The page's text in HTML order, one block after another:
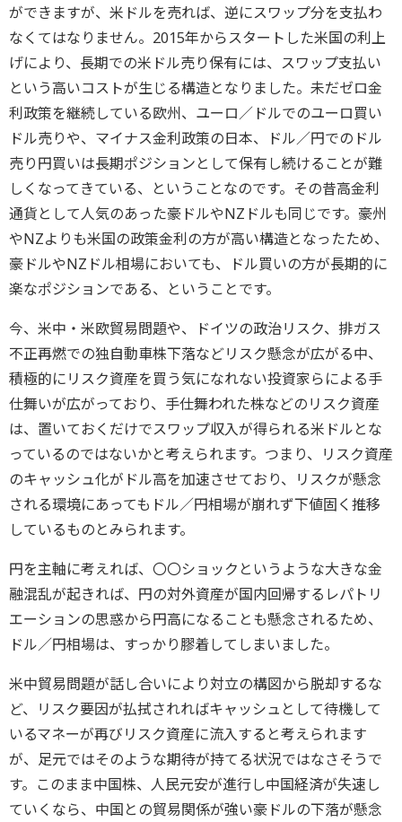
ができますが、米ドルを売れば、逆にスワップ分を支払わ
なくてはなりません。2015年からスタートした米国の利上
げにより、長期での米ドル売り保有には、スワップ支払い
という高いコストが生じる構造となりました。未だゼロ金
利政策を継続している欧州、ユーロ／ドルでのユーロ買い
ドル売りや、マイナス金利政策の日本、ドル／円でのドル
売り円買いは長期ポジションとして保有し続けることが難
しくなってきている、ということなのです。その昔高金利
通貨として人気のあった豪ドルやNZドルも同じです。豪州
やNZよりも米国の政策金利の方が高い構造となったため、
豪ドルやNZドル相場においても、ドル買いの方が長期的に
楽なポジションである、ということです。
今、米中・米欧貿易問題や、ドイツの政治リスク、排ガス
不正再燃での独自動車株下落などリスク懸念が広がる中、
積極的にリスク資産を買う気になれない投資家らによる手
仕舞いが広がっており、手仕舞われた株などのリスク資産
は、置いておくだけでスワップ収入が得られる米ドルとな
っているのではないかと考えられます。つまり、リスク資産
のキャッシュ化がドル高を加速させており、リスクが懸念
される環境にあってもドル／円相場が崩れず下値固く推移
しているものとみられます。
円を主軸に考えれば、〇〇ショックというような大きな金
融混乱が起きれば、円の対外資産が国内回帰するレパトリ
エーションの思惑から円高になることも懸念されるため、
ドル／円相場は、すっかり膠着してしまいました。
米中貿易問題が話し合いにより対立の構図から脱却するな
ど、リスク要因が払拭されればキャッシュとして待機して
いるマネーが再びリスク資産に流入すると考えられます
が、足元ではそのような期待が持てる状況ではなさそうで
す。このまま中国株、人民元安が進行し中国経済が失速し
ていくなら、中国との貿易関係が強い豪ドルの下落が懸念